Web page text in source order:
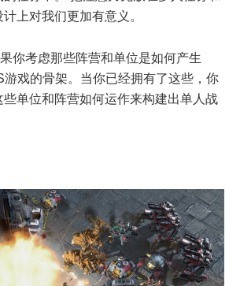
上对我们更加有意义。
你考虑那些阵营和单位是如何产生
游戏的骨架。当你已经拥有了这些，你
单位和阵营如何运作来构建出单人战